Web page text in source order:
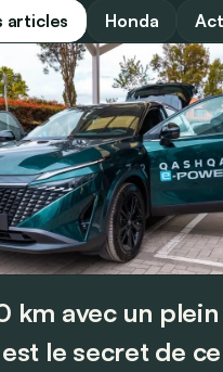
articles Honda
km avec un plein
le secret de ce